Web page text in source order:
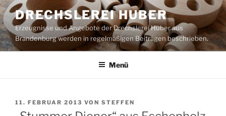
Zum
Inhalt
springen
DRECHSLEREI HUBER
Erzeugnisse und Angebote der Drechslerei Huber aus
Brandenburg werden in regelmäßigen Beiträgen beschrieben.
Menü
VERÖFFENTLICHT
AM
11. FEBRUAR 2013 VON STEFFEN